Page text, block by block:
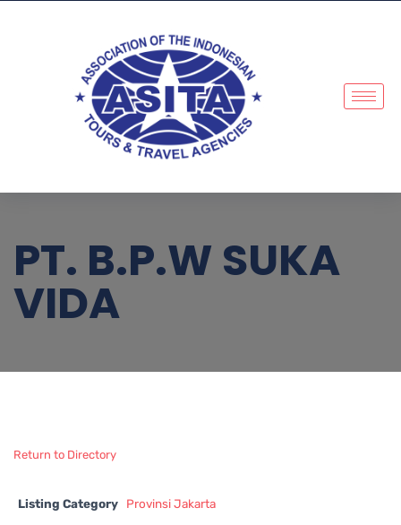
PT. B.P.W SUKA
VIDA
Return to Directory
Listing Category Provinsi Jakarta